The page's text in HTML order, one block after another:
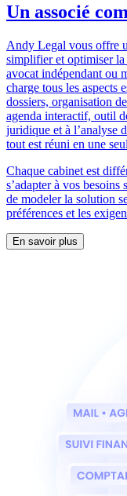
Un associé
Andy Legal vous offre
simplifier et optimiser
avocat indépendant ou
charge tous les aspects
dossiers, organisation
agenda interactif, outil
juridique et à l’analyse
tout est réuni en une
Chaque cabinet est
s’adapter à vos
de modeler la solution
préférences et les
En savoir plus